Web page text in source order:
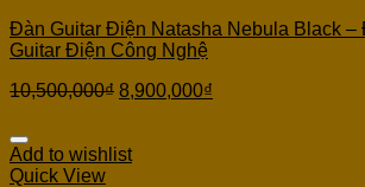
Đàn Guitar Điện Natasha Nebula Black –
Guitar Điện Công Nghệ
10,500,000₫ 8,900,000₫
Add to wishlist
Quick View